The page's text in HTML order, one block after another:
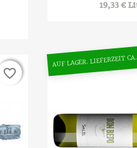
19,33 €
favorite_border
favorite_border
AUF LAGER. LIEFERZEIT